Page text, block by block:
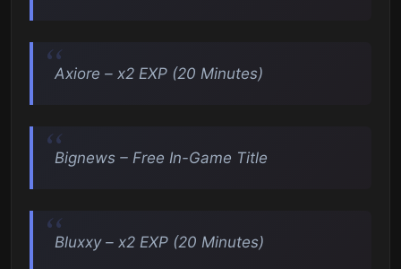
Axiore – x2 EXP (20 Minutes)
Bignews – Free In-Game Title
Bluxxy – x2 EXP (20 Minutes)